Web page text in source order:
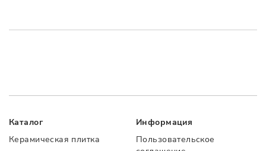
Каталог
Керамическая плитка
Информация
Пользовательское